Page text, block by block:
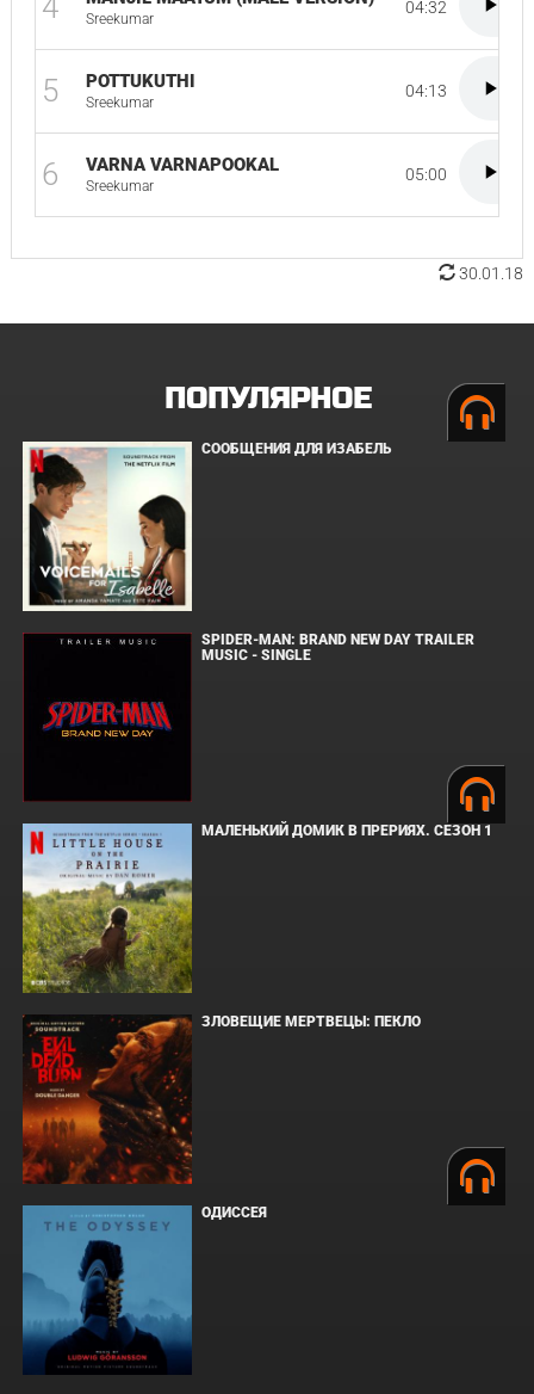
4 Sreekumar
04:32
5 POTTUKUTHI
Sreekumar
04:13
6 VARNA VARNAPOOKAL
Sreekumar
05:00
30.01.18
ПОПУЛЯРНОЕ
СООБЩЕНИЯ ДЛЯ ИЗАБЕЛЬ
SPIDER-MAN: BRAND NEW DAY TRAILER
MUSIC - SINGLE
МАЛЕНЬКИЙ ДОМИК В ПРЕРИЯХ. СЕЗОН 1
ЗЛОВЕЩИЕ МЕРТВЕЦЫ: ПЕКЛО
ОДИССЕЯ